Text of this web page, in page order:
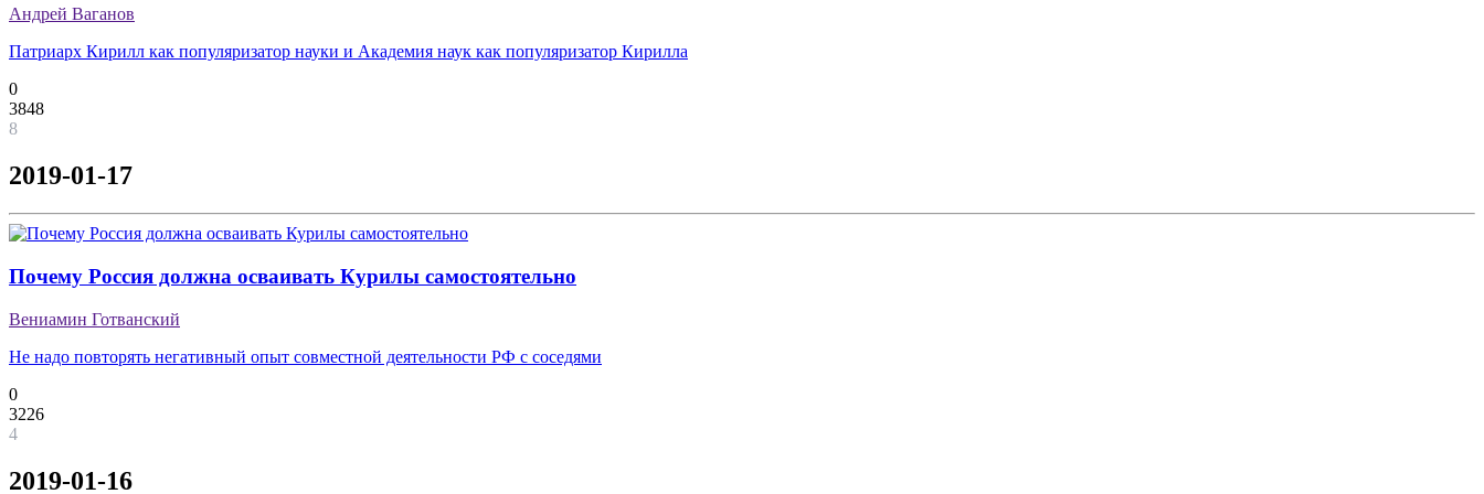
Андрей Ваганов
Патриарх Кирилл как популяризатор науки и Академия наук как популяризатор Кирилла
0
3848
8
2019-01-17
Почему Россия должна осваивать Курилы самостоятельно
Вениамин Готванский
Не надо повторять негативный опыт совместной деятельности РФ с соседями
0
3226
4
2019-01-16